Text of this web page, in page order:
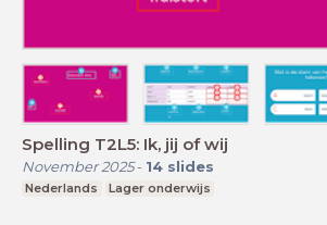
Spelling T2L5: Ik, jij of wij
November 2025- 14 slides
Nederlands Lager onderwijs